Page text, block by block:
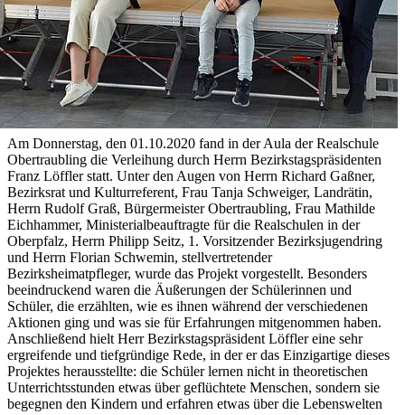
Am Donnerstag, den 01.10.2020 fand in der Aula der Realschule
Obertraubling die Verleihung durch Herrn Bezirkstagspräsidenten
Franz Löffler statt. Unter den Augen von Herrn Richard Gaßner,
Bezirksrat und Kulturreferent, Frau Tanja Schweiger, Landrätin,
Herrn Rudolf Graß, Bürgermeister Obertraubling, Frau Mathilde
Eichhammer, Ministerialbeauftragte für die Realschulen in der
Oberpfalz, Herrn Philipp Seitz, 1. Vorsitzender Bezirksjugendring
und Herrn Florian Schwemin, stellvertretender
Bezirksheimatpfleger, wurde das Projekt vorgestellt. Besonders
beeindruckend waren die Äußerungen der Schülerinnen und
Schüler, die erzählten, wie es ihnen während der verschiedenen
Aktionen ging und was sie für Erfahrungen mitgenommen haben.
Anschließend hielt Herr Bezirkstagspräsident Löffler eine sehr
ergreifende und tiefgründige Rede, in der er das Einzigartige dieses
Projektes herausstellte: die Schüler lernen nicht in theoretischen
Unterrichtsstunden etwas über geflüchtete Menschen, sondern sie
begegnen den Kindern und erfahren etwas über die Lebenswelten